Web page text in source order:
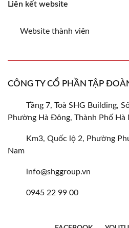
Liên kết website
Website thành viên
CÔNG TY CỔ PHẦN TẬP
Tầng 7, Toà SHG Building,
Phường Hà Đông, Thành Phố Hà
Km3, Quốc lộ 2, Phường
Nam
info@shggroup.vn
0945 22 99 00